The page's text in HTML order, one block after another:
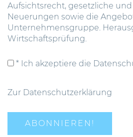
Aufsichtsrecht, gesetzliche
Neuerungen sowie die
Unternehmensgruppe.
Wirtschaftsprüfung.
* Ich akzeptiere die
Zur Datenschutzerklärung